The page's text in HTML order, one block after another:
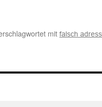
mit falsch